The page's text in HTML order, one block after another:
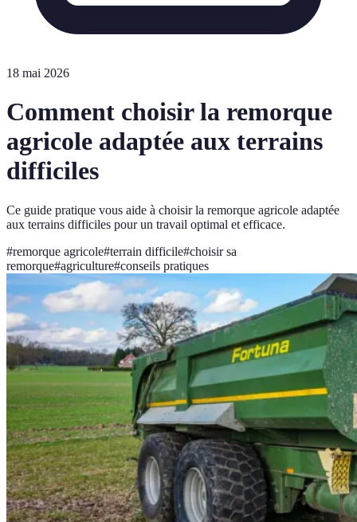
18 mai 2026
Comment choisir la remorque
agricole adaptée aux terrains
difficiles
Ce guide pratique vous aide à choisir la remorque agricole adaptée
aux terrains difficiles pour un travail optimal et efficace.
#remorque agricole#terrain difficile#choisir sa
remorque#agriculture#conseils pratiques